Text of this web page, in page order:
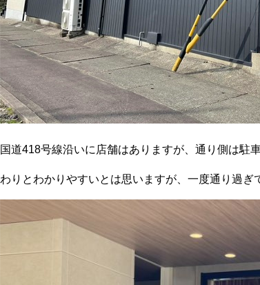
国道418号線沿いに店舗はありますが、通り側は駐
わりとわかりやすいとは思いますが、一度通り過ぎ